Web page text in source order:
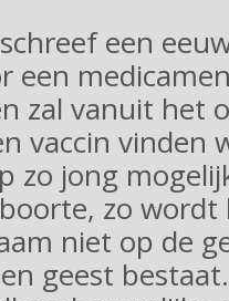
een
een
zal vanuit het
vaccin vinden
zo jong
zo
niet op de
geest